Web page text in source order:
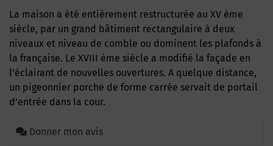
La maison a été entièrement restructurée au XV ème
siècle, par un grand bâtiment rectangulaire à deux
niveaux et niveau de comble ou dominent les plafonds à
la française. Le XVIII ème siècle a modifié la façade en
l’éclairant de nouvelles ouvertures. A quelque distance,
un pigeonnier porche de forme carrée servait de portail
d’entrée dans la cour.
Donner mon avis